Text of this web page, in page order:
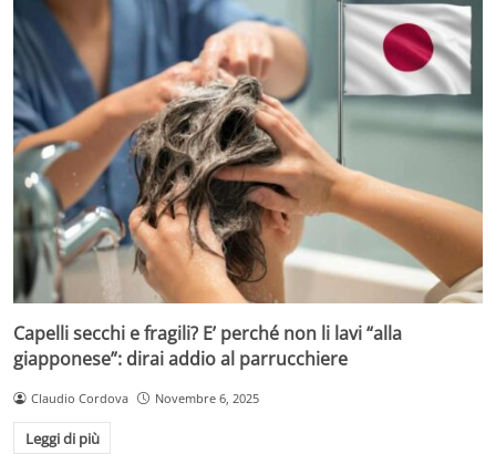
Capelli secchi e fragili? E’ perché non li lavi “alla
giapponese”: dirai addio al parrucchiere
Claudio Cordova Novembre 6, 2025
Leggi di più